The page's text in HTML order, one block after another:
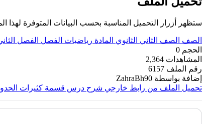
ستظهر أزرار التحميل المناسبة بحسب البيانات المتوفرة لهذا
الصف الصف الثاني الثانوي المادة رياضيات الفصل الفصل
الحجم 0
المشاهدات 2,364
رقم الملف 6157
إضافة بواسطة ZahraBh90
تحميل الملف من رابط خارجي شرح درس قسمة كثيرات